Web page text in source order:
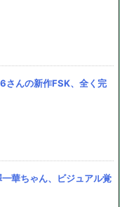
さんの新作FSK、全く完
華ちゃん、ビジュアル覚